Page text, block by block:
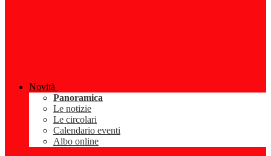
Novità
Panoramica
Le notizie
Le circolari
Calendario eventi
Albo online